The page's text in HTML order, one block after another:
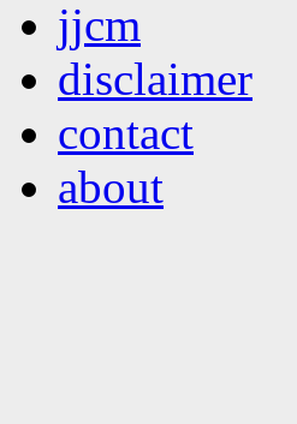
jjcm
disclaimer
contact
about